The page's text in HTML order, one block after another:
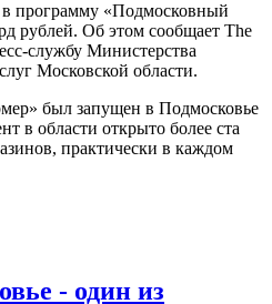
программу «Подмосковный
рублей. Об этом сообщает The
службу Министерства
Московской области.
был запущен в Подмосковье
в области открыто более ста
практически в каждом
- один из